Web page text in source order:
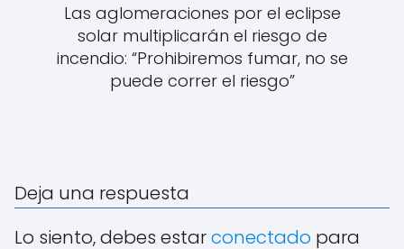
Las aglomeraciones por el eclipse
solar multiplicarán el riesgo de
incendio: “Prohibiremos fumar, no se
puede correr el riesgo”
Deja una respuesta
Lo siento, debes estarconectado para